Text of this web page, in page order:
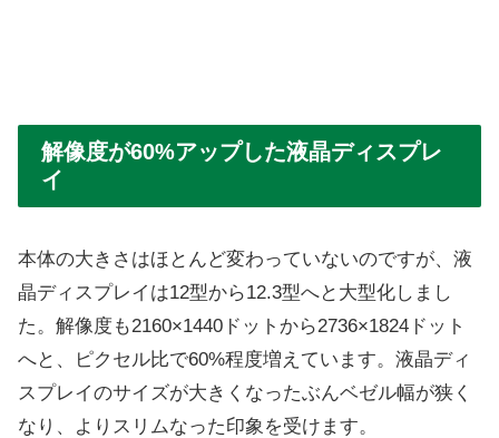
解像度が60%アップした液晶ディスプレ
イ
本体の大きさはほとんど変わっていないのですが、液
晶ディスプレイは12型から12.3型へと大型化しまし
た。解像度も2160×1440ドットから2736×1824ドット
へと、ピクセル比で60%程度増えています。液晶ディ
スプレイのサイズが大きくなったぶんベゼル幅が狭く
なり、よりスリムなった印象を受けます。